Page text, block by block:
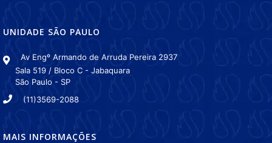
UNIDADE SÃO PAULO
Av Engº Armando de Arruda Pereira 2937
Sala 519 / Bloco C - Jabaquara
São Paulo - SP
(11)3569-2088
MAIS INFORMAÇÕES